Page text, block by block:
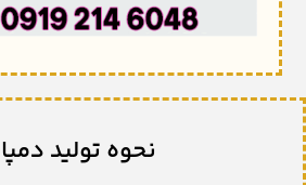
نحوه تولید